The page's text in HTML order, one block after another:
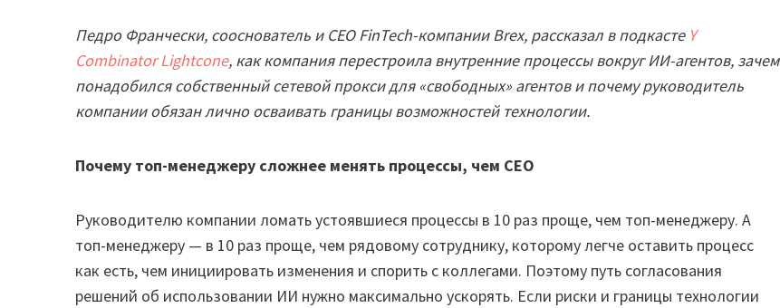
Педро Франчески, сооснователь и CEO FinTech-компании Brex, рассказал в подкасте Y
Combinator Lightcone, как компания перестроила внутренние процессы вокруг ИИ-агентов, зачем
понадобился собственный сетевой прокси для «свободных» агентов и почему руководитель
компании обязан лично осваивать границы возможностей технологии.
Почему топ-менеджеру сложнее менять процессы, чем CEO
Руководителю компании ломать устоявшиеся процессы в 10 раз проще, чем топ-менеджеру. А
топ-менеджеру — в 10 раз проще, чем рядовому сотруднику, которому легче оставить процесс
как есть, чем инициировать изменения и спорить с коллегами. Поэтому путь согласования
решений об использовании ИИ нужно максимально ускорять. Если риски и границы технологии